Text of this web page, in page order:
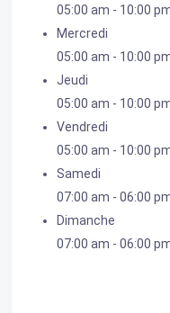
05:00 am - 10:00
Mercredi
05:00 am - 10:00
Jeudi
05:00 am - 10:00
Vendredi
05:00 am - 10:00
Samedi
07:00 am - 06:00
Dimanche
07:00 am - 06:00